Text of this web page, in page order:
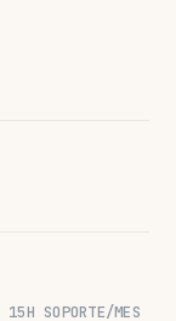
SOPORTE/MES